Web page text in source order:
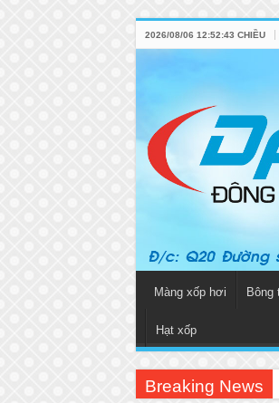
2026/08/06 12:52:43 CHIỀU
Màng xốp hơi Bông
Hạt xốp
Breaking News